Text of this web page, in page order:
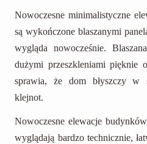
Nowoczesne minimalistyczne
są wykończone blaszanymi
wygląda nowocześnie.
dużymi przeszkleniami pięknie
sprawia, że dom błyszczy w
klejnot.
Nowoczesne elewacje
wyglądają bardzo technicznie,